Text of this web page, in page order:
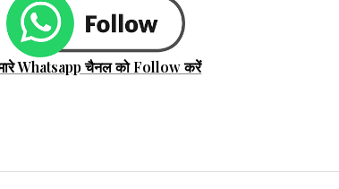
Whatsapp चैनल को Follow करें